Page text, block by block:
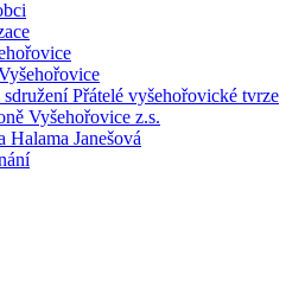
sdružení Přátelé vyšehořovické tvrze
Vyšehořovice z.s.
Halama Janešová